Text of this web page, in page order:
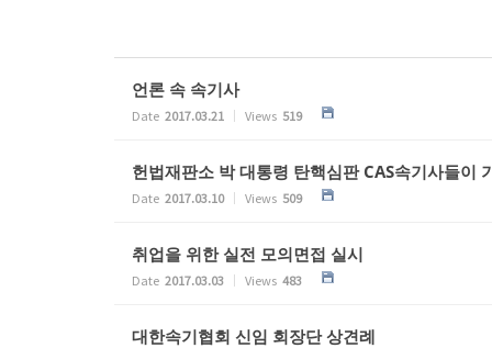
언론 속 속기사
Date 2017.03.21 Views 519
헌법재판소 박 대통령 탄핵심판 CAS속기사들이
Date 2017.03.10 Views 509
취업을 위한 실전 모의면접 실시
Date 2017.03.03 Views 483
대한속기협회 신임 회장단 상견례